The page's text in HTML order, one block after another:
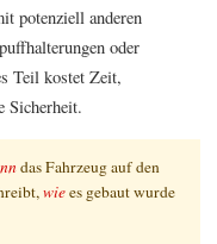
potenziell anderen
oder
Teil kostet Zeit,
Sicherheit.
das Fahrzeug auf den
wiees gebaut wurde